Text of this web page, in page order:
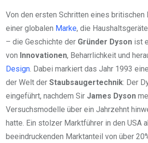
Von den ersten Schritten eines britischen
einer globalen Marke, die
– die Geschichte der Gründer Dyson ist
von Innovationen, Beharrlichkeit und
Design. Dabei markiert das Jahr 1993
der Welt der Staubsaugertechnik: Der
eingeführt, nachdem Sir James Dyson
Versuchsmodelle über ein Jahrzehnt
hatte. Ein stolzer Marktführer in den USA
beeindruckenden Marktanteil von über